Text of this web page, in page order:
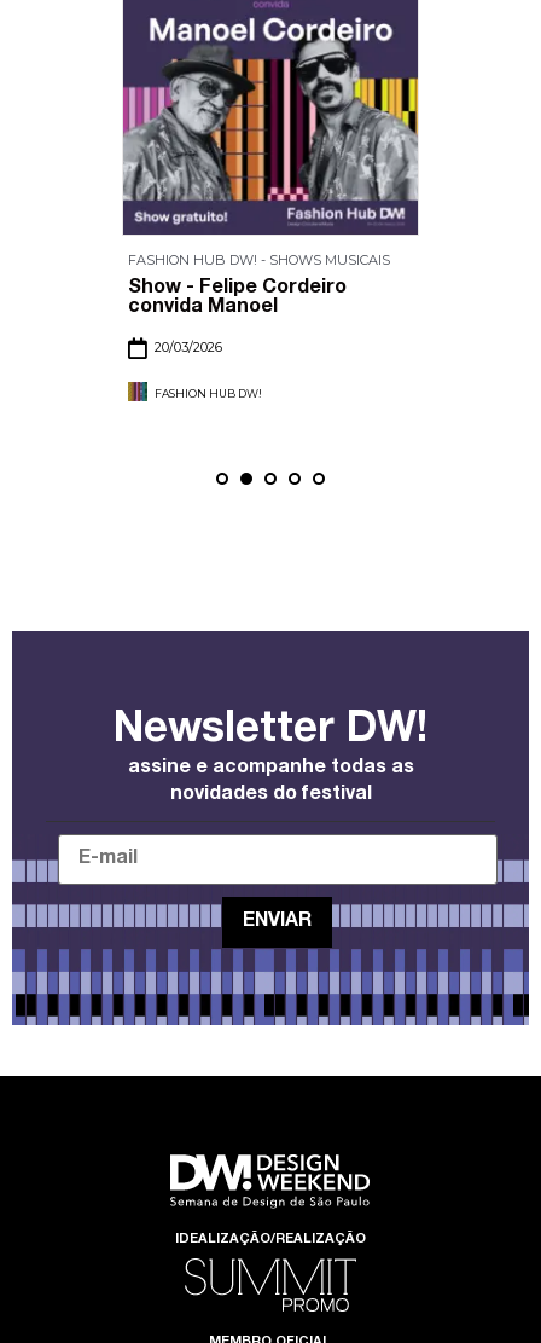
FASHION HUB DW! - SHOWS MUSICAIS
Show - Felipe Cordeiro
convida Manoel
20/03/2026
FASHION HUB DW!
Newsletter DW!
assine e acompanhe todas as
novidades do festival
IDEALIZAÇÃO/REALIZAÇÃO